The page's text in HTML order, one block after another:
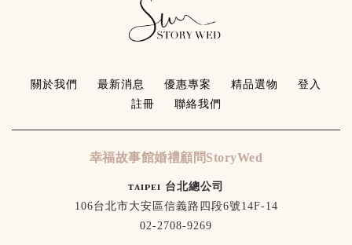
關於我們 最新消息 優惠專案 精品選物
登入
註冊
聯絡我們
幸福故事館婚禮顧問StoryWed
ᴛᴀɪᴘᴇɪ 台北總公司
106台北市大安區信義路四段6號14F-14
02-2708-9269